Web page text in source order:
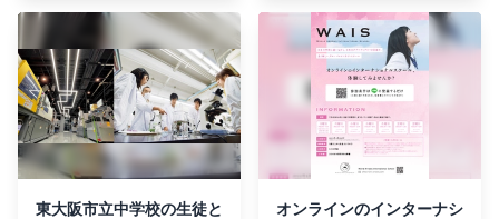
東大阪市立中学校の生徒と
オンラインのインターナシ